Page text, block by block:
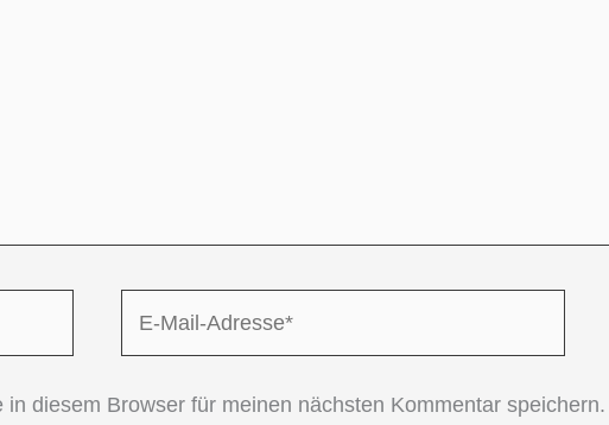
Mail-
diesem Browser für meinen nächsten Kommentar speichern.